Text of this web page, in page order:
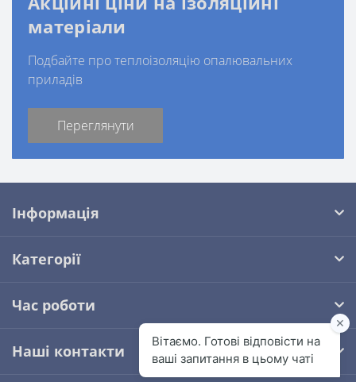
матеріали
Подбайте про теплоізоляцію опалювальних
приладів
Переглянути
Інформація
Категорії
Час роботи
Наші контакти